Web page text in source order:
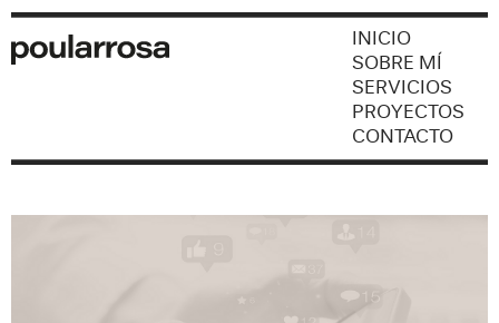
INICIO
SOBRE MÍ
SERVICIOS
PROYECTOS
CONTACTO